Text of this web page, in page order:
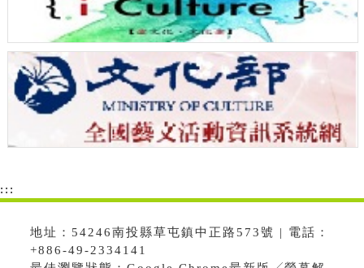
:::
地址：54246南投縣草屯鎮中正路573號 | 電話：
+886-49-2334141